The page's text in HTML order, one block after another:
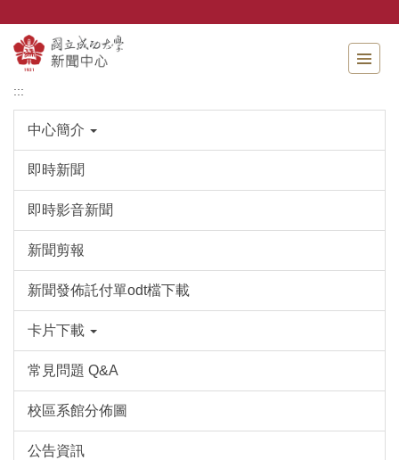
主
要
內
:::
中心簡介
即時新聞
即時影音新聞
新聞剪報
新聞發佈託付單odt檔下載
卡片下載
常見問題 Q&A
校區系館分佈圖
公告資訊